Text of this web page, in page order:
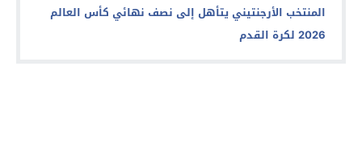
المنتخب الأرجنتيني يتأهل إلى نصف نهائي كأس العالم
2026 لكرة القدم